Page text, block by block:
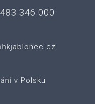
346 000
v Polsku